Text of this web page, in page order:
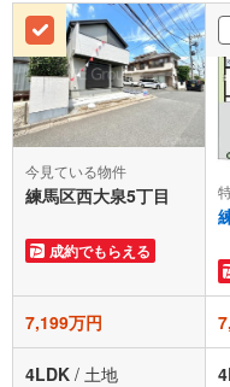
今見ている物件
練馬区西大泉5丁目
成約でもらえる
7,199万円
4LDK / 土地